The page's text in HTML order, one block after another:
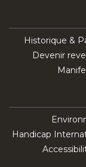
Historique &
Devenir
Handicap